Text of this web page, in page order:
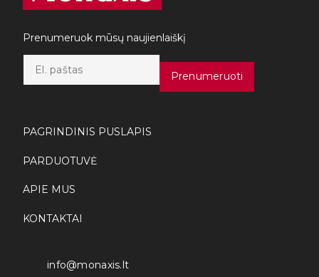
Prenumeruok mūsų naujienlaiškį
a
*
Prenumeruoti
PAGRINDINIS PUSLAPIS
PARDUOTUVĖ
APIE MUS
KONTAKTAI
info@monaxis.lt